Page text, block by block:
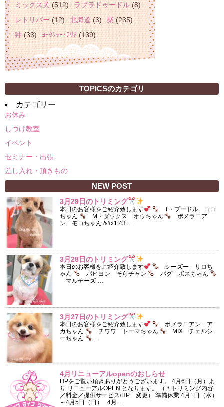
ミックス犬(512) ラブラドゥードル(8)
レトリバー(12) 北海道(3) 柴(235)
狆(33) ﾖｰｸｼｬｰ･ﾃﾘｱ(139)
TOPICSのカテゴリ
カテゴリー
お休み
しつけ教室
イベント
セミナー・出張
差し入れ・頂きもの
NEW POST
3月29日のトリミング
本日のお客様をご紹介致します
T・プードル ココ
ちゃん
M・ダックス オウちゃん
ポメラニア
ン モコちゃん &#x1f43 …
3月28日のトリミング
本日のお客様をご紹介致します
シーズー リロち
ゃん
パピヨン そらチャン
パグ ボスちゃん
マルチーズ …
3月27日のトリミング
本日のお客様をご紹介致します
ポメラニアン ア
カちゃん
チワワ トーマちゃん
MIX チェルシ
ーちゃん
…
4月リニューアルopenのおしらせ
HPをご覧い頂きありがとうございます。 4月6日（月）よ
り リニューアルOPEN となります。 （＊トリミング内容
／料金／提供サービス/HP 変更） 準備休業 4月1日（水）
～4月5日（日） 4月 …